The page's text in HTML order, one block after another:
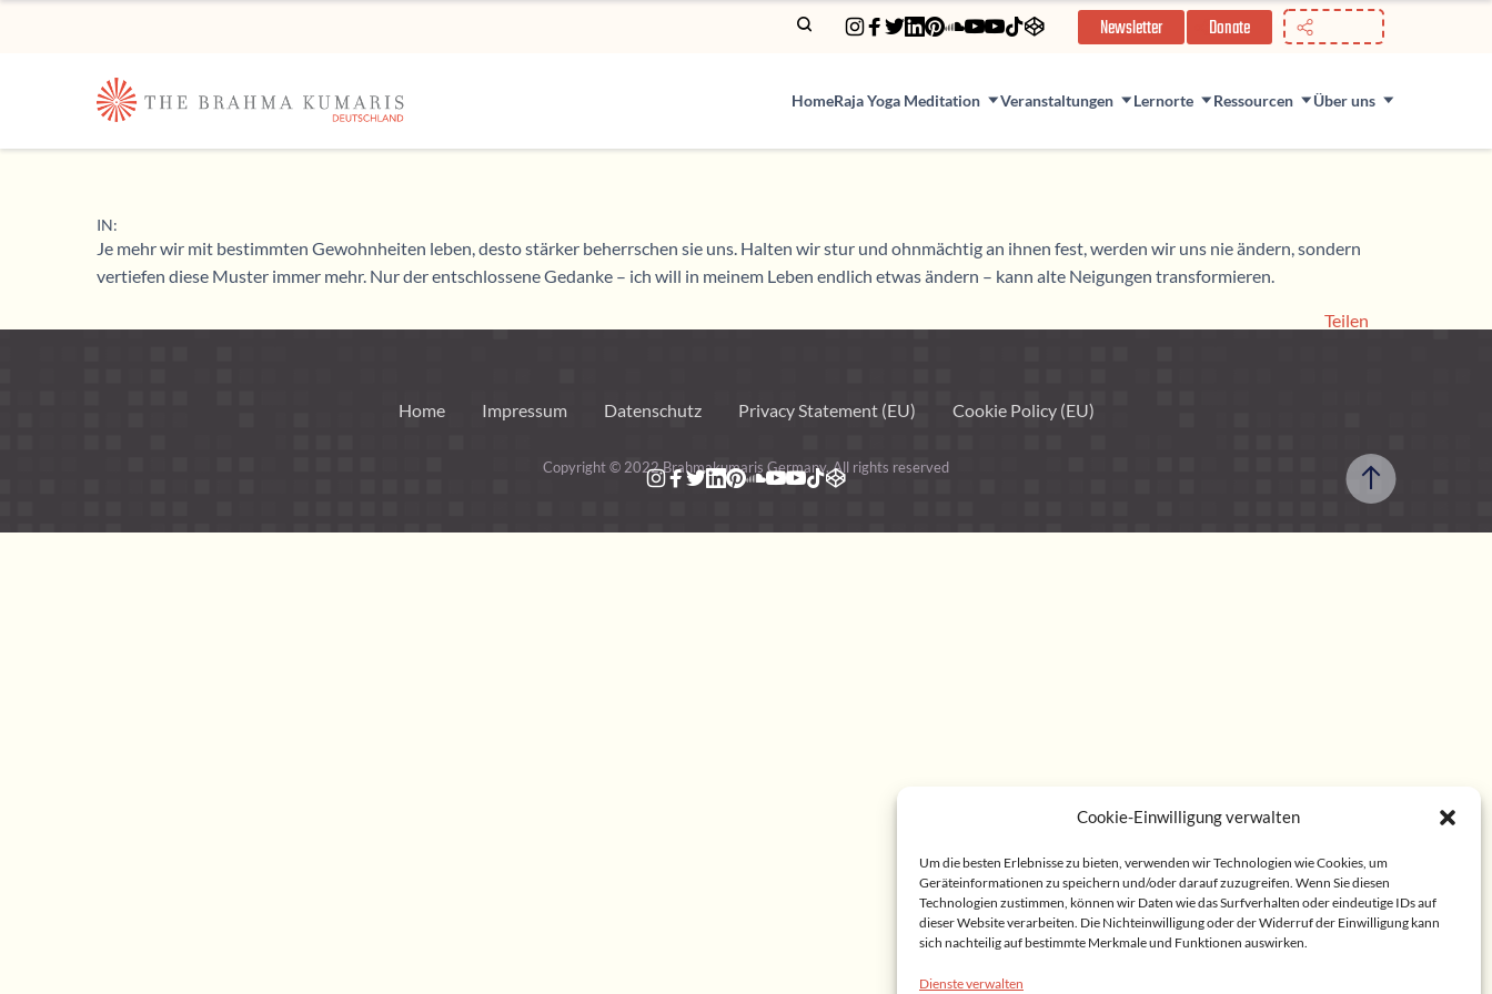
Cookie-Einwilligung verwalten
Um die besten Erlebnisse zu bieten, verwenden wir Technologien wie Cookies, um
Geräteinformationen zu speichern und/oder darauf zuzugreifen. Wenn Sie diesen
Technologien zustimmen, können wir Daten wie das Surfverhalten oder eindeutige IDs auf
dieser Website verarbeiten. Die Nichteinwilligung oder der Widerruf der Einwilligung kann
sich nachteilig auf bestimmte Merkmale und Funktionen auswirken.
Dienste verwalten
Newsletter Donate
HomeRaja Yoga Meditation Veranstaltungen Lernorte Ressourcen Über uns
IN:
Je mehr wir mit bestimmten Gewohnheiten leben, desto stärker beherrschen sie uns. Halten wir stur und ohnmächtig an ihnen fest, werden wir uns nie ändern, sondern
vertiefen diese Muster immer mehr. Nur der entschlossene Gedanke – ich will in meinem Leben endlich etwas ändern – kann alte Neigungen transformieren.
Teilen
Home Impressum Datenschutz Privacy Statement (EU) Cookie Policy (EU)
Copyright © 2022 Brahmakumaris Germany. All rights reserved